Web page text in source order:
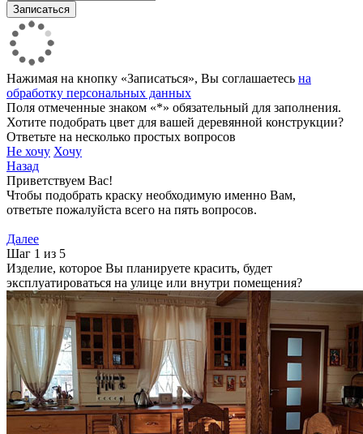
Нажимая на кнопку «Записаться», Вы соглашаетесь на
обработку персональных данных
Поля отмеченные знаком «*» обязательный для заполнения.
Хотите подобрать цвет для вашей деревянной конструкции?
Ответьте на несколько простых вопросов
Не хочу Хочу
Назад
Приветствуем Вас!
Чтобы подобрать краску необходимую именно Вам,
ответьте пожалуйста всего на пять вопросов.
Далее
Шаг 1 из 5
Изделие, которое Вы планируете красить, будет
эксплуатироваться на улице или внутри помещения?